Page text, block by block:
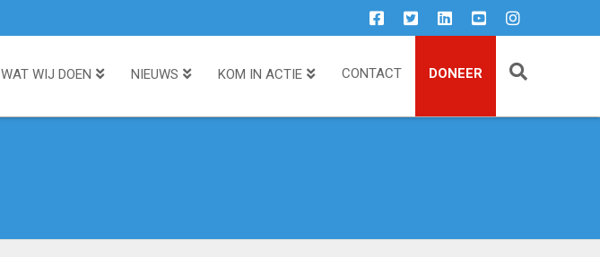
WAT WIJ DOEN NIEUWS KOM IN ACTIE CONTACT DONEER